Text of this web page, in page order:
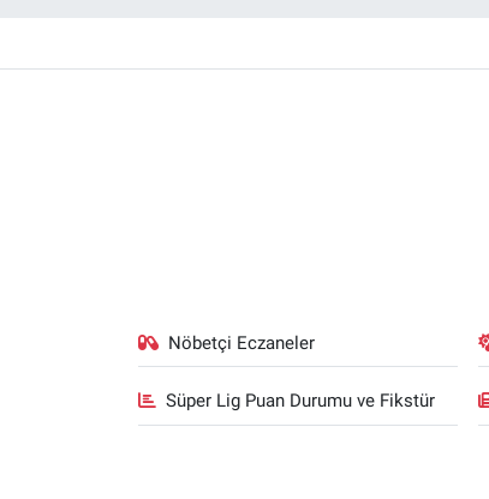
Nöbetçi Eczaneler
Süper Lig Puan Durumu ve Fikstür